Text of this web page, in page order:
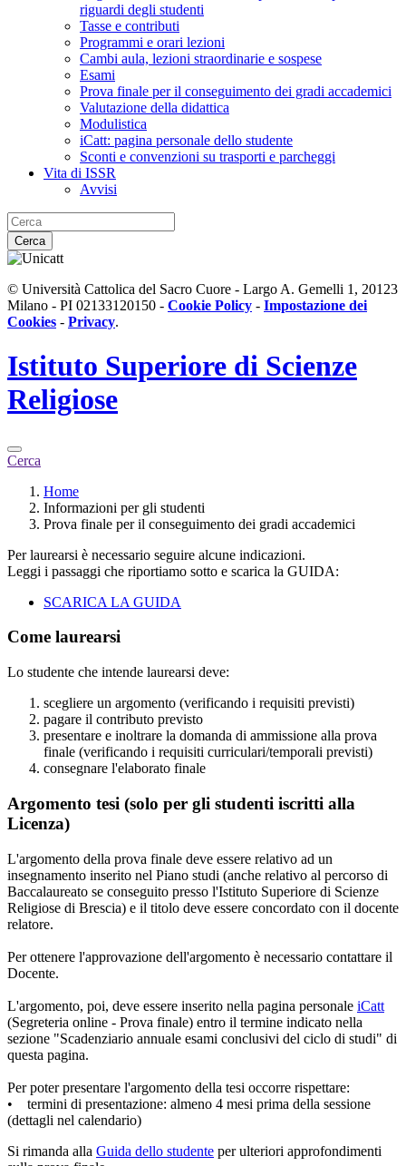
riguardi degli studenti
Tasse e contributi
Programmi e orari lezioni
Cambi aula, lezioni straordinarie e sospese
Esami
Prova finale per il conseguimento dei gradi accademici
Valutazione della didattica
Modulistica
iCatt: pagina personale dello studente
Sconti e convenzioni su trasporti e parcheggi
Vita di ISSR
Avvisi
Cerca
© Università Cattolica del Sacro Cuore - Largo A. Gemelli 1, 20123
Milano - PI 02133120150 - Cookie Policy - Impostazione dei
Cookies - Privacy.
Istituto Superiore di Scienze
Religiose
Cerca
Home
Informazioni per gli studenti
Prova finale per il conseguimento dei gradi accademici
Per laurearsi è necessario seguire alcune indicazioni.
Leggi i passaggi che riportiamo sotto e scarica la GUIDA:
SCARICA LA GUIDA
Come laurearsi
Lo studente che intende laurearsi deve:
scegliere un argomento (verificando i requisiti previsti)
pagare il contributo previsto
presentare e inoltrare la domanda di ammissione alla prova
finale (verificando i requisiti curriculari/temporali previsti)
consegnare l'elaborato finale
Argomento tesi (solo per gli studenti iscritti alla
Licenza)
L'argomento della prova finale deve essere relativo ad un
insegnamento inserito nel Piano studi (anche relativo al percorso di
Baccalaureato se conseguito presso l'Istituto Superiore di Scienze
Religiose di Brescia) e il titolo deve essere concordato con il docente
relatore.
Per ottenere l'approvazione dell'argomento è necessario contattare il
Docente.
L'argomento, poi, deve essere inserito nella pagina personale iCatt
(Segreteria online - Prova finale) entro il termine indicato nella
sezione "Scadenziario annuale esami conclusivi del ciclo di studi" di
questa pagina.
Per poter presentare l'argomento della tesi occorre rispettare:
• termini di presentazione: almeno 4 mesi prima della sessione
(dettagli nel calendario)
Si rimanda alla Guida dello studente per ulteriori approfondimenti